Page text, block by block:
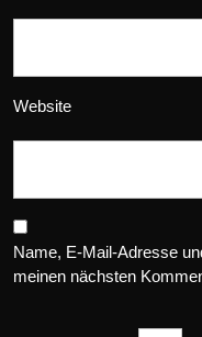
Website
Name, E-Mail-Adresse
meinen nächsten